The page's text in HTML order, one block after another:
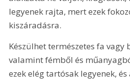
legyenek rajta, mert ezek
kiszáradásra.
Készülhet természetes fa vagy
valamint fémből és
ezek elég tartósak legyenek, és